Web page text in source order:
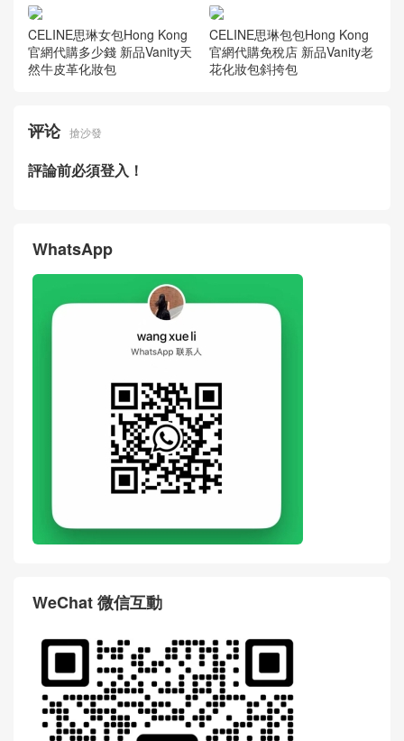
CELINE思琳品牌女士手袋中
國官網旗艦店 新品CELINE B
ONNIE牛皮革肩背包
方網站售價大全 TEEN LULU
標誌印花斜挎包
格及圖片 新品TEEN LULU粒
面牛皮革腋下包
皮革化妝包 黑色
CELINE思琳女包Hong Kong
官網代購多少錢 新品Vanity天
評論前必須登入！
WhatsApp